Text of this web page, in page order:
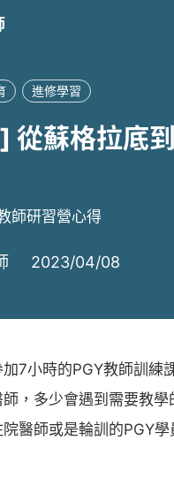
進修學習
從蘇格拉底
師研習營心得
2023/04/08
7小時的PGY教師訓練
，多少會遇到需要教學
醫師或是輪訓的PGY學